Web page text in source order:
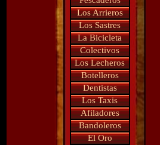
Los Arrieros
Los Sastres
La Bicicleta
Colectivos
Los Lecheros
Botelleros
Dentistas
Los Taxis
Afiladores
Bandoleros
El Oro